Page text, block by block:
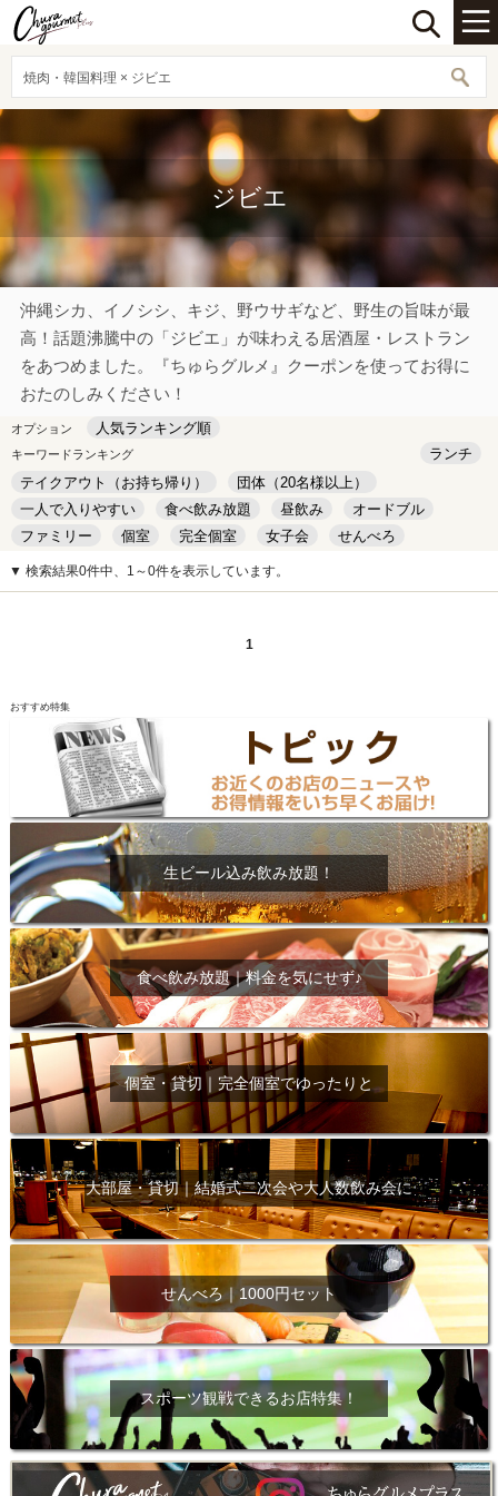
焼肉・韓国料理 × ジビエ
ジビエ
沖縄シカ、イノシシ、キジ、野ウサギなど、野生の旨味が最
高！話題沸騰中の「ジビエ」が味わえる居酒屋・レストラン
をあつめました。『ちゅらグルメ』クーポンを使ってお得に
おたのしみください！
オプション 人気ランキング順
キーワードランキング
ランチ
テイクアウト（お持ち帰り）
団体（20名様以上）
一人で入りやすい
食べ飲み放題 昼飲み
オードブル
ファミリー
個室 完全個室 女子会
せんべろ
キッズルーム
安い デート
▼ 検索結果0件中、1～0件を表示しています。
1
おすすめ特集
生ビール込み飲み放題！
食べ飲み放題｜料金を気にせず♪
個室・貸切｜完全個室でゆったりと
大部屋・貸切｜結婚式二次会や大人数飲み会に
せんべろ｜1000円セット
スポーツ観戦できるお店特集！